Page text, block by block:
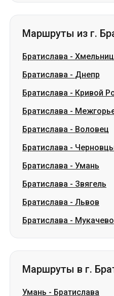
Маршруты из г.
Братислава -
Братислава - Днепр
Братислава - Кривой
Братислава -
Братислава - Воловец
Братислава -
Братислава - Умань
Братислава - Звягель
Братислава - Львов
Братислава - Мукачево
Маршруты в г.
Умань - Братислава